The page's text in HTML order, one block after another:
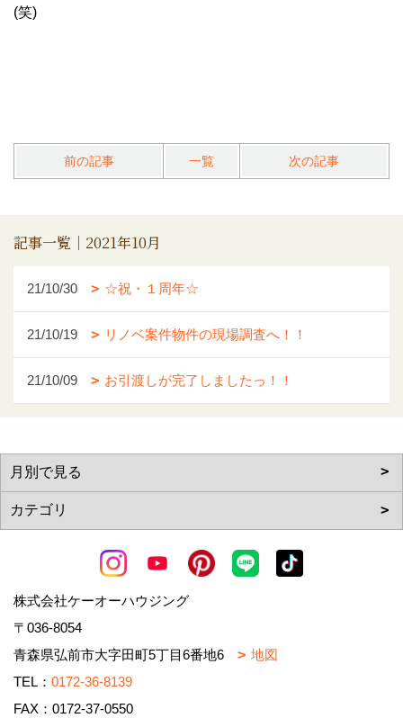
(笑)
前の記事 一覧 次の記事
記事一覧｜2021年10月
21/10/30 ☆祝・１周年☆
21/10/19 リノベ案件物件の現場調査へ！！
21/10/09 お引渡しが完了しましたっ！！
株式会社ケーオーハウジング
〒036-8054
青森県弘前市大字田町5丁目6番地6
地図
TEL： 0172-36-8139
FAX：0172-37-0550